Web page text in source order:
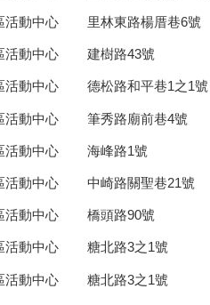
活動中心 里林東路楊厝巷6號
活動中心 建樹路43號
活動中心 德松路和平巷1之1號
活動中心 筆秀路廟前巷4號
活動中心 海峰路1號
活動中心 中崎路關聖巷21號
活動中心 橋頭路90號
活動中心 糖北路3之1號
活動中心 糖北路3之1號